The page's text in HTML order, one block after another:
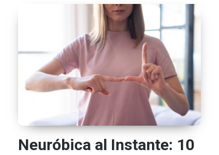
Neuróbica al Instante: 10